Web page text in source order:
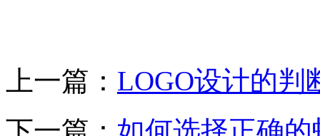
上一篇： LOGO设计的判